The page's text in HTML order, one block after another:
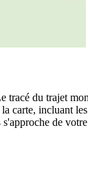
du trajet
carte, incluant
de